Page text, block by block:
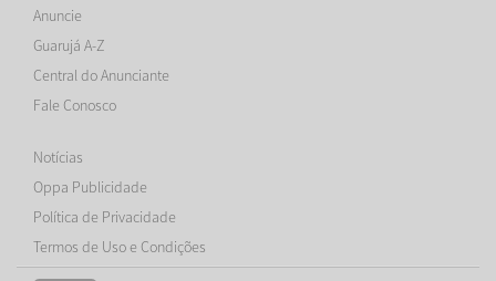
Anuncie
Guarujá A-Z
Central do Anunciante
Fale Conosco
Notícias
Oppa Publicidade
Política de Privacidade
Termos de Uso e Condições